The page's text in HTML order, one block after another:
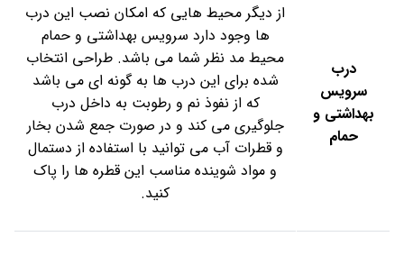
درب
سرویس
بهداشتی و
حمام
از دیگر محیط هایی که امکان نصب این درب
ها وجود دارد سرویس بهداشتی و حمام
محیط مد نظر شما می باشد. طراحی انتخاب
شده برای این درب ها به گونه ای می باشد
که از نفوذ نم و رطوبت به داخل درب
جلوگیری می کند و در صورت جمع شدن بخار
و قطرات آب می توانید با استفاده از دستمال
و مواد شوینده مناسب این قطره ها را پاک
کنید.